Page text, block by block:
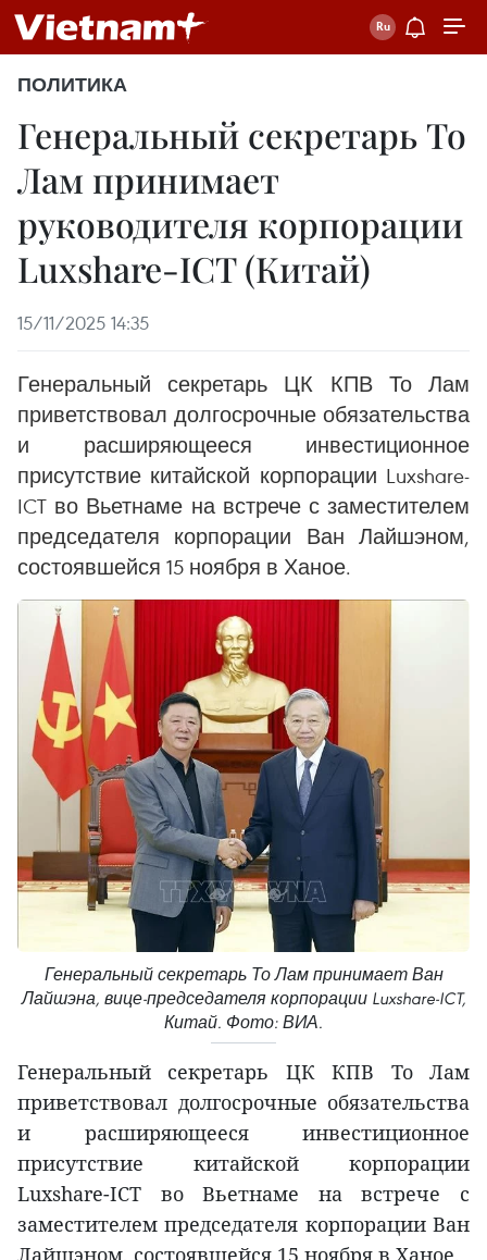
ПОЛИТИКА
Генеральный секретарь То
Лам принимает
руководителя корпорации
Luxshare-ICT (Китай)
15/11/2025 14:35
Генеральный секретарь ЦК КПВ То Лам
приветствовал долгосрочные обязательства
и расширяющееся инвестиционное
присутствие китайской корпорации Luxshare-
ICT во Вьетнаме на встрече с заместителем
председателя корпорации Ван Лайшэном,
состоявшейся 15 ноября в Ханое.
Генеральный секретарь То Лам принимает Ван
Лайшэна, вице-председателя корпорации Luxshare-ICT,
Китай. Фото: ВИА.
Генеральный секретарь ЦК КПВ То Лам
приветствовал долгосрочные обязательства
и расширяющееся инвестиционное
присутствие китайской корпорации
Luxshare-ICT во Вьетнаме на встрече с
заместителем председателя корпорации Ван
Лайшэном, состоявшейся 15 ноября в Ханое.